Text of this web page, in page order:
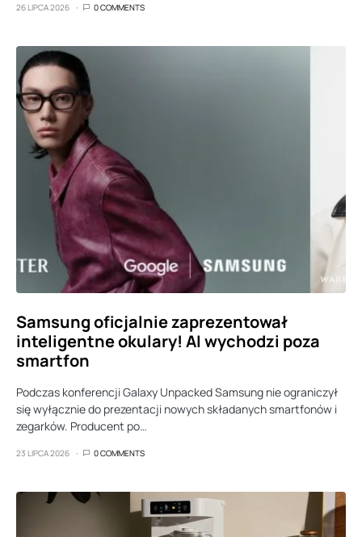
26 LIPCA 2026 0 COMMENTS
Samsung oficjalnie zaprezentował
inteligentne okulary! AI wychodzi poza
smartfon
Podczas konferencji Galaxy Unpacked Samsung nie ograniczył
się wyłącznie do prezentacji nowych składanych smartfonów i
zegarków. Producent po…
23 LIPCA 2026 0 COMMENTS